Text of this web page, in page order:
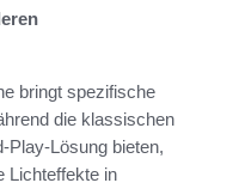
bringt spezifische
die klassischen
Play-Lösung bieten,
Lichteffekte in